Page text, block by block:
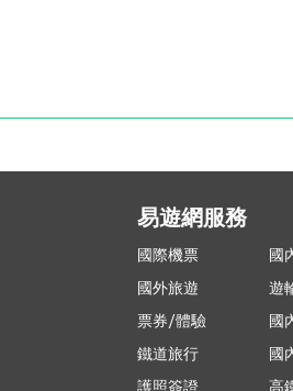
易遊網服務
國際機票 國
國外旅遊
遊
票券/體驗
國
鐵道旅行
國
護照簽證
高